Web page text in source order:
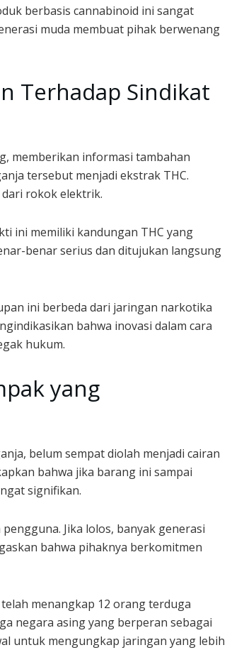
berbasis cannabinoid ini sangat
muda membuat pihak berwenang
Terhadap Sindikat
memberikan informasi tambahan
tersebut menjadi ekstrak THC.
rokok elektrik.
ini memiliki kandungan THC yang
benar serius dan ditujukan langsung
ini berbeda dari jaringan narkotika
bahwa inovasi dalam cara
hukum.
yang
belum sempat diolah menjadi cairan
bahwa jika barang ini sampai
signifikan.
Jika lolos, banyak generasi
bahwa pihaknya berkomitmen
menangkap 12 orang terduga
negara asing yang berperan sebagai
untuk mengungkap jaringan yang lebih